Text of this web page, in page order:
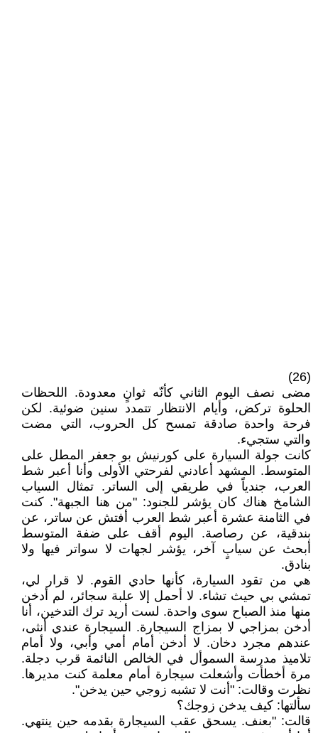
(26)
مضى نصف اليوم الثاني كأنّه ثوانٍ معدودة. اللحظات
الحلوة تركض، وأيام الانتظار تتمدد سنين ضوئية. لكن
فرحة واحدة صادقة تمسح كل الحروب، التي مضت
والتي ستجيء.
كانت جولة السيارة على كورنيش بو جعفر المطل على
المتوسط. المشهد أعادني لفرحتي الأولى وأنا أعبر شط
العرب، جندياً في طريقي إلى الساتر. تمثال السياب
الشامخ هناك كان يؤشر للجنود: "من هنا الجبهة". كنت
في الثامنة عشرة أعبر شط العرب أفتش عن ساتر، عن
بندقية، عن رصاصة. اليوم أقف على ضفة المتوسط
أبحث عن سيابٍ آخر، يؤشر لجهات لا سواتر فيها ولا
بنادق.
هي من تقود السيارة، كأنها حادي القوم. لا قرار لي،
تمشي بي حيث تشاء. لا أحمل إلا علبة سجائر، لم أدخن
منها منذ الصباح سوى واحدة. لست أريد ترك التدخين، أنا
أدخن بمزاجي لا بمزاج السيجارة. السيجارة عندي أنثى،
عندهم مجرد دخان. لا أدخن أمام أمي وأبي، ولا أمام
تلاميذ مدرسة السموأل في الخالص النائمة قرب دجلة.
مرة أخطأت وأشعلت سيجارة أمام معلمة كنت مديرها.
نظرت وقالت: "أنت لا تشبه زوجي حين يدخن".
سألتها: كيف يدخن زوجك؟
قالت: "بعنف. يسحق عقب السيجارة بقدمه حين ينتهي.